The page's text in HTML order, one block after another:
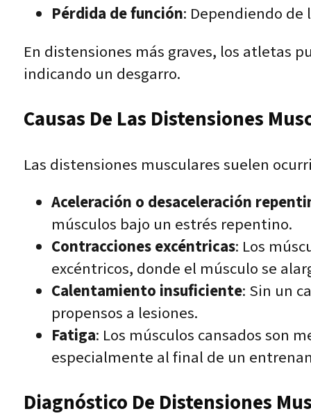
Pérdida de función: Dependiendo
En distensiones más graves, los atletas
indicando un desgarro.
Causas De Las Distensiones
Las distensiones musculares suelen
Aceleración o desaceleración
músculos bajo un estrés repentino.
Contracciones excéntricas: Los
excéntricos, donde el músculo se
Calentamiento insuficiente: Sin un
propensos a lesiones.
Fatiga: Los músculos cansados son
especialmente al final de un
Diagnóstico De Distensiones